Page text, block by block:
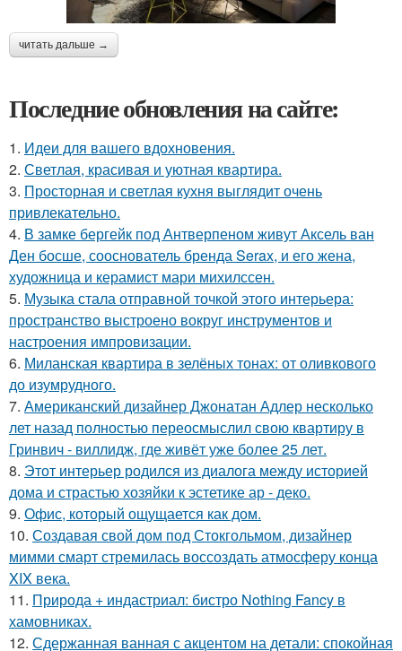
читать дальше →
Последние обновления на сайте:
1. Идеи для вашего вдохновения.
2. Светлая, красивая и уютная квартира.
3. Просторная и светлая кухня выглядит очень
привлекательно.
4. В замке бергейк под Антверпеном живут Аксель ван
Ден босше, сооснователь бренда Serax, и его жена,
художница и керамист мари михилссен.
5. Музыка стала отправной точкой этого интерьера:
пространство выстроено вокруг инструментов и
настроения импровизации.
6. Миланская квартира в зелёных тонах: от оливкового
до изумрудного.
7. Американский дизайнер Джонатан Адлер несколько
лет назад полностью переосмыслил свою квартиру в
Гринвич - виллидж, где живёт уже более 25 лет.
8. Этот интерьер родился из диалога между историей
дома и страстью хозяйки к эстетике ар - деко.
9. Офис, который ощущается как дом.
10. Создавая свой дом под Стокгольмом, дизайнер
мимми смарт стремилась воссоздать атмосферу конца
XIX века.
11. Природа + индастриал: бистро Nothing Fancy в
хамовниках.
12. Сдержанная ванная с акцентом на детали: спокойная